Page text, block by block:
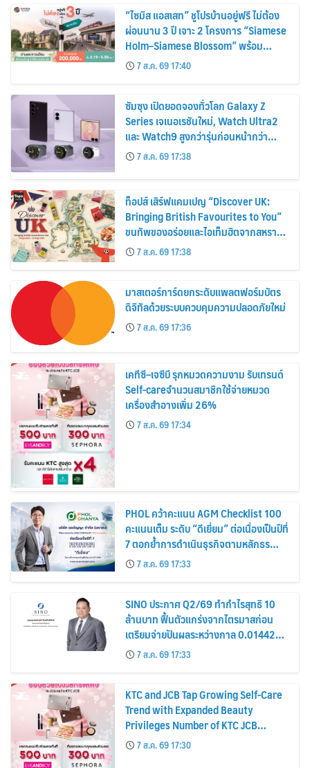
“ไซมิส แอสเสท” ชูโปรบ้านอยู่ฟรี ไม่ต้อง
ผ่อนนาน 3 ปี เจาะ 2 โครงการ “Siamese
Holm–Siamese Blossom” พร้อม
ส่วนลดและสิทธิพิเศษถึง 31 สิงหาคม
2569
7 ส.ค. 69 17:40
ซัมซุง เปิดยอดจองทั่วโลก Galaxy Z
Series เจเนอเรชันใหม่, Watch Ultra2
และ Watch9 สูงกว่ารุ่นก่อนหน้ากว่า
30%7 ส.ค. 69 17:38
ท็อปส์ เสิร์ฟแคมเปญ “Discover UK:
Bringing British Favourites to You”
ขนทัพของอร่อยและไอเท็มฮิตจากสหราช
อาณาจักร ส่งตรงถึงมือตั้งแต่วันนี้ – 18
สิงหาคมนี้
7 ส.ค. 69 17:38
มาสเตอร์การ์ดยกระดับแพลตฟอร์มบัตร
ดิจิทัลด้วยระบบควบคุมความปลอดภัยใหม่
7 ส.ค. 69 17:36
เคทีซี–เจซีบี รุกหมวดความงาม รับเทรนด์
Self-careจำนวนสมาชิกใช้จ่ายหมวด
เครื่องสำอางเพิ่ม 26%
7 ส.ค. 69 17:34
PHOL คว้าคะแนน AGM Checklist 100
คะแนนเต็ม ระดับ “ดีเยี่ยม” ต่อเนื่องเป็นปีที่
7 ตอกย้ำการดำเนินธุรกิจตามหลักธร
รมาภิบาล โปร่งใส สร้างความเชื่อมั่นผู้ถือ
หุ้น
7 ส.ค. 69 17:33
SINO ประกาศ Q2/69 ทำกำไรสุทธิ 10
ล้านบาท ฟื้นตัวแกร่งจากไตรมาสก่อน
เตรียมจ่ายปันผลระหว่างกาล 0.014423
บาทต่อหุ้น ครึ่งปีหลังมุ่งเติบโตต่อเนื่อง
7 ส.ค. 69 17:33
KTC and JCB Tap Growing Self-Care
Trend with Expanded Beauty
Privileges Number of KTC JCB
Cardmembers Spending on
Cosmetics Rises 26%
7 ส.ค. 69 17:30